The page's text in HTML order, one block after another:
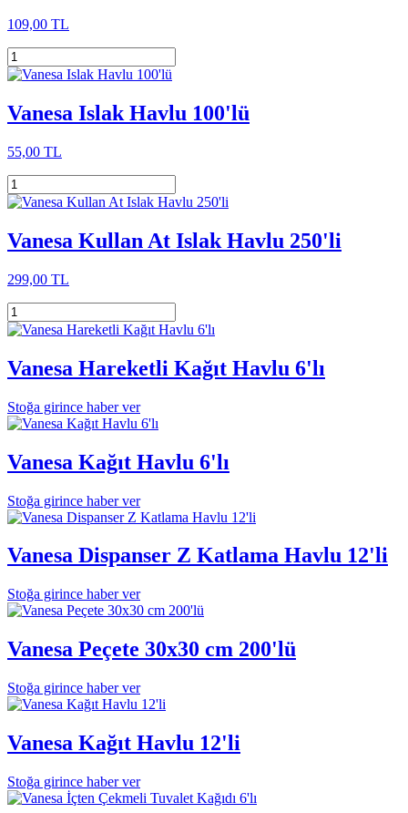
109,00 TL
Vanesa Islak Havlu 100'lü
55,00 TL
Vanesa Kullan At Islak Havlu 250'li
299,00 TL
Vanesa Hareketli Kağıt Havlu 6'lı
Stoğa girince haber ver
Vanesa Kağıt Havlu 6'lı
Stoğa girince haber ver
Vanesa Dispanser Z Katlama Havlu 12'li
Stoğa girince haber ver
Vanesa Peçete 30x30 cm 200'lü
Stoğa girince haber ver
Vanesa Kağıt Havlu 12'li
Stoğa girince haber ver